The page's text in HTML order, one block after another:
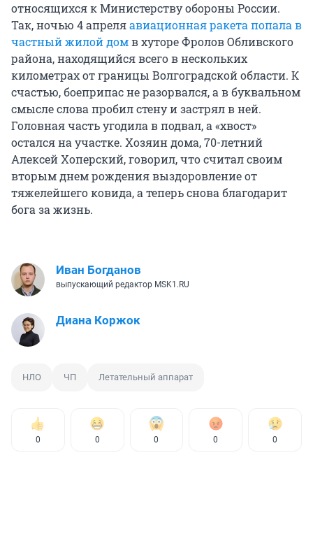
относящихся к Министерству обороны России.
Так, ночью 4 апреляавиационная ракета попала в
частный жилой домв хуторе Фролов Обливского
района, находящийся всего в нескольких
километрах от границы Волгоградской области. К
счастью, боеприпас не разорвался, а в буквальном
смысле слова пробил стену и застрял в ней.
Головная часть угодила в подвал, а «хвост»
остался на участке. Хозяин дома, 70-летний
Алексей Хоперский, говорил, что считал своим
вторым днем рождения выздоровление от
тяжелейшего ковида, а теперь снова благодарит
бога за жизнь.
Иван Богданов
выпускающий редактор MSK1.RU
Диана Коржок
НЛО ЧП Летательный аппарат
0 0 0 0 0